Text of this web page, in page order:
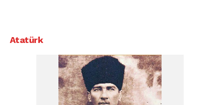
Atatürk